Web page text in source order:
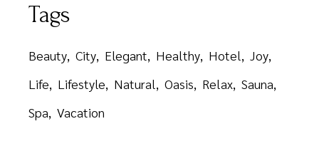
Tags
Beauty City Elegant Healthy Hotel
Joy
Life
Lifestyle Natural Oasis Relax Sauna
Spa Vacation